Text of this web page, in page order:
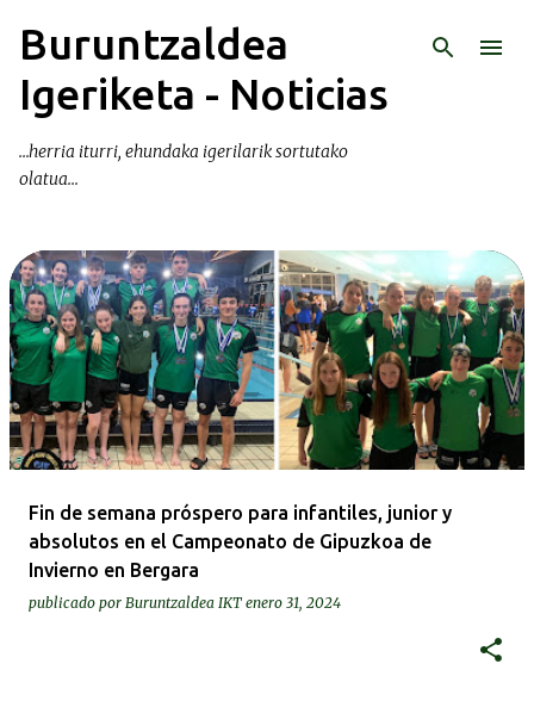
Ir al contenido principal
Buruntzaldea
Igeriketa - Noticias
...herria iturri, ehundaka igerilarik sortutako
olatua...
E
n
t
r
a
d
Fin de semana próspero para infantiles, junior y
absolutos en el Campeonato de Gipuzkoa de
Invierno en Bergara
publicado por Buruntzaldea IKT enero 31, 2024